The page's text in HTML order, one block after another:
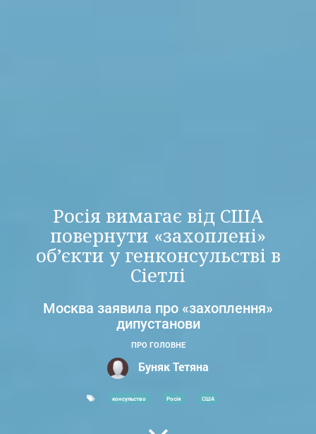
Росія вимагає від США
повернути «захоплені»
об’єкти у генконсульстві в
Сіетлі
Москва заявила про «захоплення»
дипустанови
ПРО ГОЛОВНЕ
Буняк Тетяна
консульство Росія США